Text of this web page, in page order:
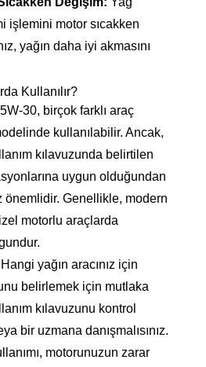
işlemini motor sıcakken
yağın daha iyi akmasını
Kullanılır?
30, birçok farklı araç
kullanılabilir. Ancak,
kılavuzunda belirtilen
uygun olduğundan
önemlidir. Genellikle, modern
motorlu araçlarda
Hangi yağın aracınız için
belirlemek için mutlaka
kılavuzunu kontrol
bir uzmana danışmalısınız.
motorunuzun zarar